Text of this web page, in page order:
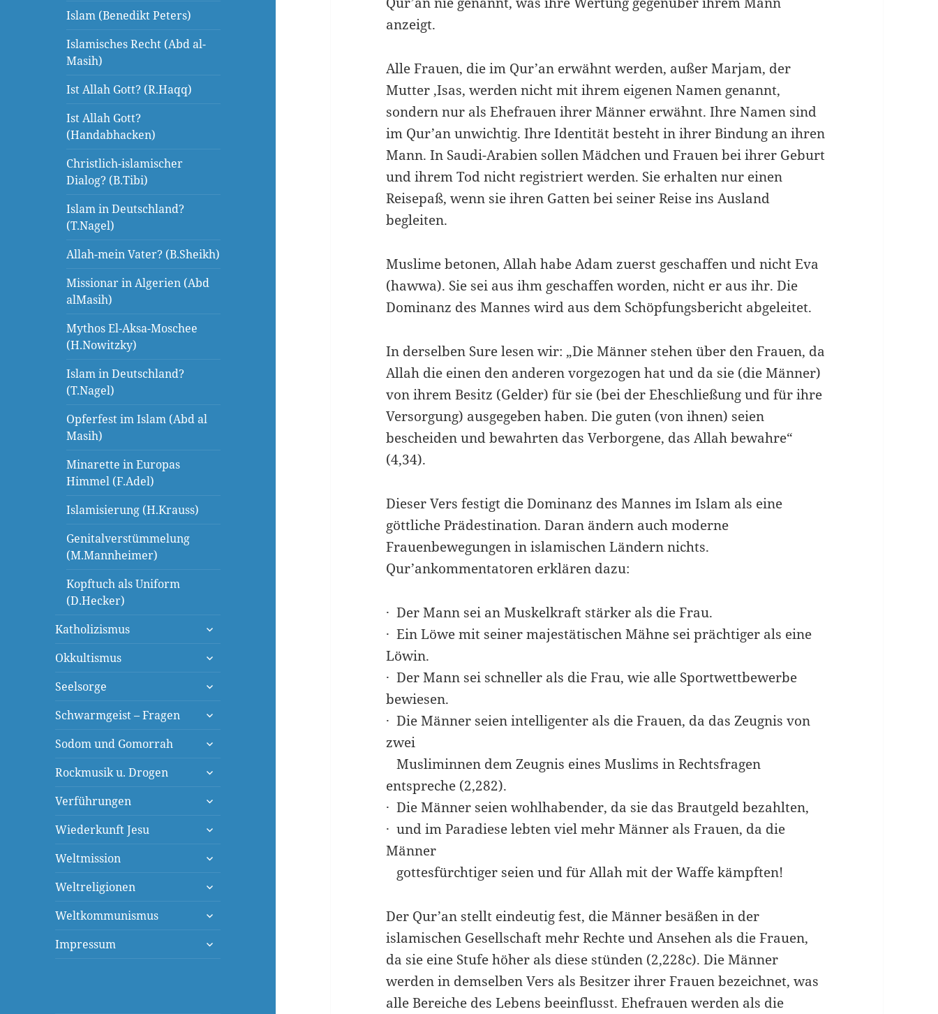
Islam (Benedikt Peters)
Islamisches Recht (Abd al-
Masih)
Ist Allah Gott? (R.Haqq)
Ist Allah Gott?
(Handabhacken)
Christlich-islamischer
Dialog? (B.Tibi)
Islam in Deutschland?
(T.Nagel)
Allah-mein Vater? (B.Sheikh)
Missionar in Algerien (Abd
alMasih)
Mythos El-Aksa-Moschee
(H.Nowitzky)
Islam in Deutschland?
(T.Nagel)
Opferfest im Islam (Abd al
Masih)
Minarette in Europas
Himmel (F.Adel)
Islamisierung (H.Krauss)
Genitalverstümmelung
(M.Mannheimer)
Kopftuch als Uniform
(D.Hecker)
Katholizismus
untermenü
Okkultismus
untermenü
Seelsorge
untermenü
Schwarmgeist – Fragen
untermenü
Sodom und Gomorrah
untermenü
Rockmusik u. Drogen
untermenü
Verführungen
untermenü
Wiederkunft Jesu
untermenü
Weltmission
untermenü
Weltreligionen
untermenü
Weltkommunismus
untermenü
Impressum
untermenü
anzeigt.
Alle Frauen, die im Qur’an erwähnt werden, außer Marjam, der
Mutter ‚Isas, werden nicht mit ihrem eigenen Namen genannt,
sondern nur als Ehefrauen ihrer Männer erwähnt. Ihre Namen sind
im Qur’an unwichtig. Ihre Identität besteht in ihrer Bindung an ihren
Mann. In Saudi-Arabien sollen Mädchen und Frauen bei ihrer Geburt
und ihrem Tod nicht registriert werden. Sie erhalten nur einen
Reisepaß, wenn sie ihren Gatten bei seiner Reise ins Ausland
begleiten.
Muslime betonen, Allah habe Adam zuerst geschaffen und nicht Eva
(hawwa). Sie sei aus ihm geschaffen worden, nicht er aus ihr. Die
Dominanz des Mannes wird aus dem Schöpfungsbericht abgeleitet.
In derselben Sure lesen wir: „Die Männer stehen über den Frauen, da
Allah die einen den anderen vorgezogen hat und da sie (die Männer)
von ihrem Besitz (Gelder) für sie (bei der Eheschließung und für ihre
Versorgung) ausgegeben haben. Die guten (von ihnen) seien
bescheiden und bewahrten das Verborgene, das Allah bewahre“
(4,34).
Dieser Vers festigt die Dominanz des Mannes im Islam als eine
göttliche Prädestination. Daran ändern auch moderne
Frauenbewegungen in islamischen Ländern nichts.
Qur’ankommentatoren erklären dazu:
· Der Mann sei an Muskelkraft stärker als die Frau.
· Ein Löwe mit seiner majestätischen Mähne sei prächtiger als eine
Löwin.
· Der Mann sei schneller als die Frau, wie alle Sportwettbewerbe
bewiesen.
· Die Männer seien intelligenter als die Frauen, da das Zeugnis von
zwei
Musliminnen dem Zeugnis eines Muslims in Rechtsfragen
entspreche (2,282).
· Die Männer seien wohlhabender, da sie das Brautgeld bezahlten,
· und im Paradiese lebten viel mehr Männer als Frauen, da die
Männer
gottesfürchtiger seien und für Allah mit der Waffe kämpften!
Der Qur’an stellt eindeutig fest, die Männer besäßen in der
islamischen Gesellschaft mehr Rechte und Ansehen als die Frauen,
da sie eine Stufe höher als diese stünden (2,228c). Die Männer
werden in demselben Vers als Besitzer ihrer Frauen bezeichnet, was
alle Bereiche des Lebens beeinflusst. Ehefrauen werden als die